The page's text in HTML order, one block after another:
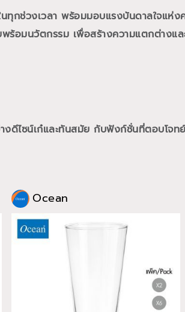
กช่วงเวลา พร้อมมอบแรงบันดาลใจแห่ง
ร้อมนวัตกรรม เพื่อสร้างความแตกต่างแ
ดีไซน์เก๋และทันสมัย กับฟังก์ชั่นที่ตอบโจท
Ocean